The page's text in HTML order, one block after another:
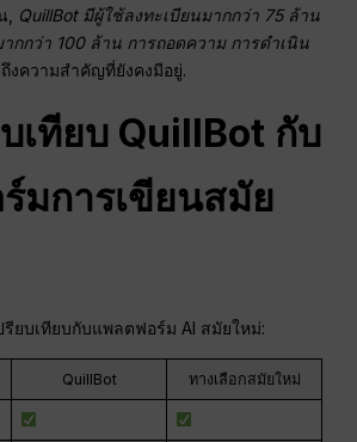
, QuillBot มีผู้ใช้ลงทะเบียนมากกว่า 75 ล้าน
กกว่า 100 ล้าน การถอดความการดำเนิน
งความสำคัญที่ยังคงมีอยู่.
เทียบ QuillBot กับ
มการเขียนสมัย
รียบเทียบกับแพลตฟอร์ม AI สมัยใหม่:
QuillBot ทางเลือกสมัยใหม่